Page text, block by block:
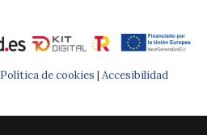
Política de cookies | Accesibilidad